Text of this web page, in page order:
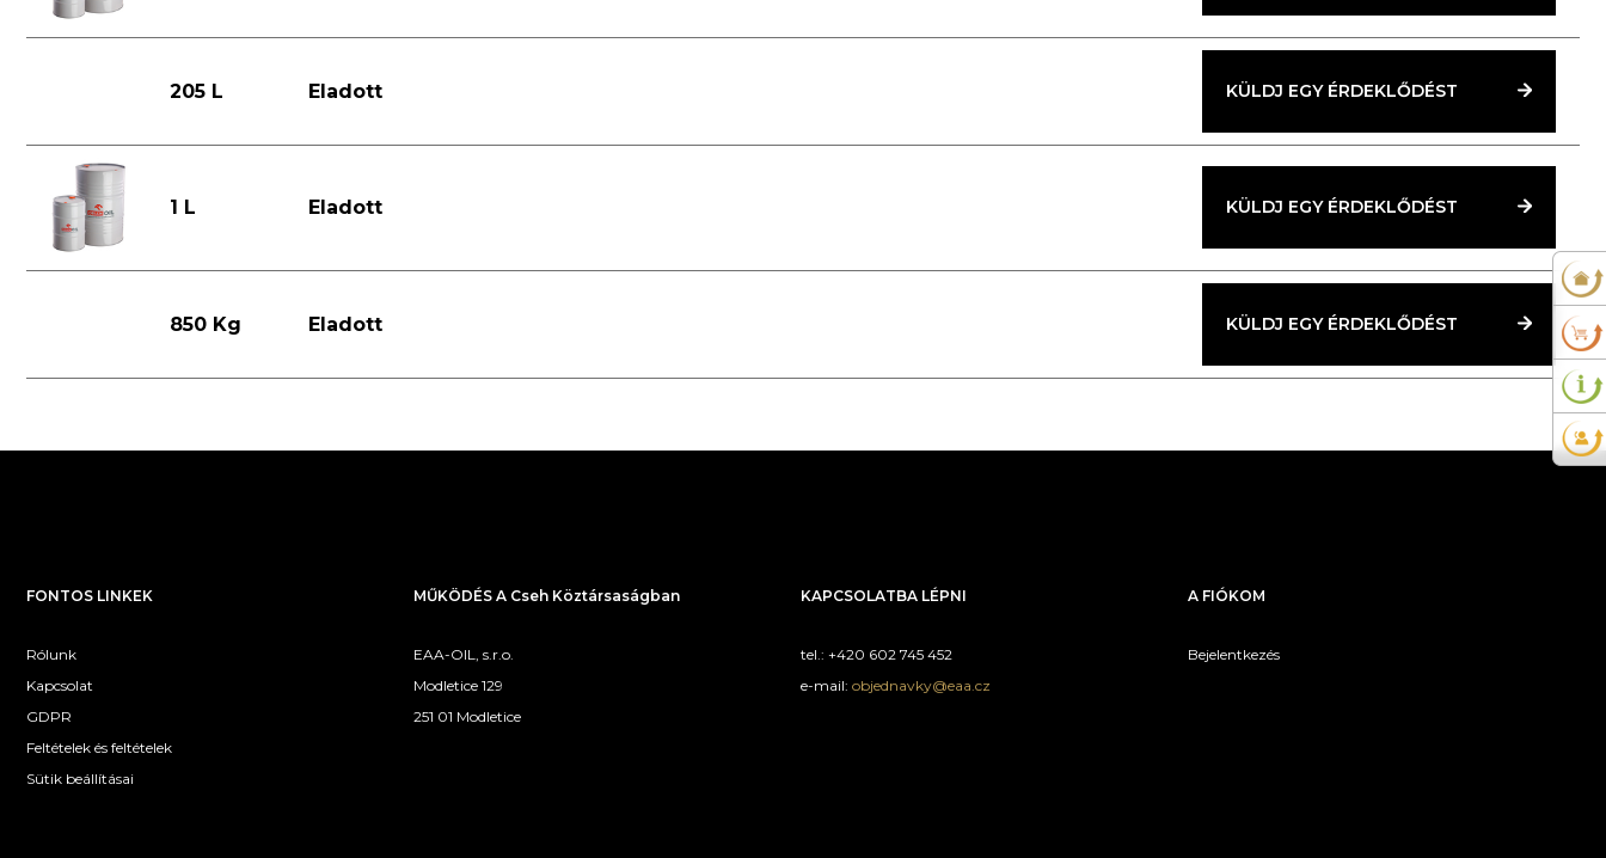
205 L Eladott KÜLDJ EGY ÉRDEKLŐDÉST
1 L Eladott KÜLDJ EGY ÉRDEKLŐDÉST
850 Kg Eladott KÜLDJ EGY ÉRDEKLŐDÉST
FONTOS LINKEK
Rólunk
Kapcsolat
GDPR
Feltételek és feltételek
Sütik beállításai
MŰKÖDÉS A Cseh Köztársaságban
EAA-OIL, s.r.o.
Modletice 129
251 01 Modletice
KAPCSOLATBA LÉPNI
tel.: +420 602 745 452
e-mail: objednavky@eaa.cz
A FIÓKOM
Bejelentkezés